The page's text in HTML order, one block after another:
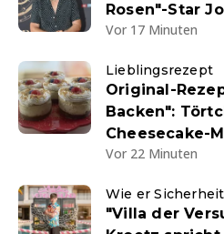
Rosen"-Star
Vor 17 Minuten
Lieblingsrezept
Original-
Backen":
Cheesecake-
Vor 22 Minuten
Wie er
"Villa der